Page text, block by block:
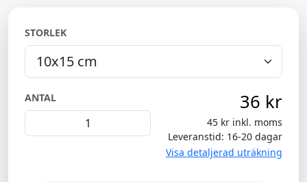
STORLEK
ANTAL 36 kr
45 kr inkl. moms
Leveranstid: 16-20 dagar
Visa detaljerad uträkning